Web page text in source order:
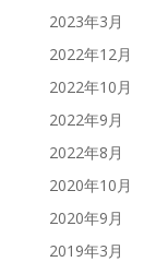
2023年3月
2022年12月
2022年10月
2022年9月
2022年8月
2020年10月
2020年9月
2019年3月